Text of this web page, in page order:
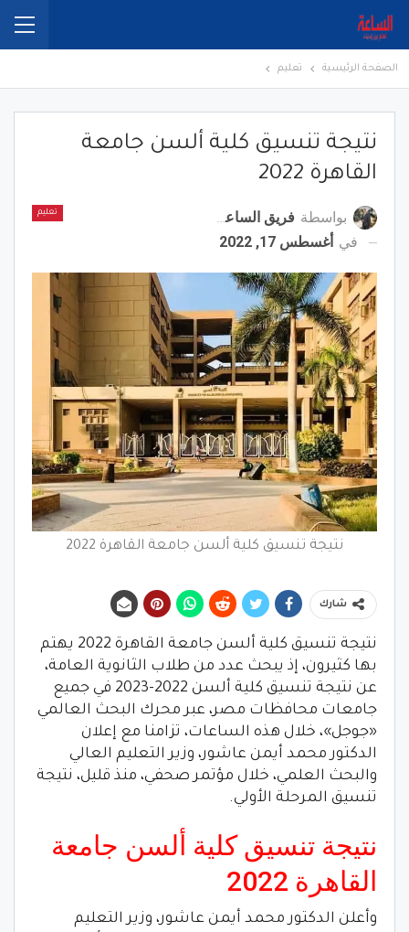
الصفحة الرئيسية تعليم
نتيجة تنسيق كلية ألسن جامعة
القاهرة 2022
تعليم بواسطة فريق الساعة برس
في أغسطس 17, 2022
نتيجة تنسيق كلية ألسن جامعة القاهرة 2022
شارك
نتيجة تنسيق كلية ألسن جامعة القاهرة 2022 يهتم
بها كثيرون، إذ يبحث عدد من طلاب الثانوية العامة،
عن نتيجة تنسيق كلية ألسن 2022-2023 في جميع
جامعات محافظات مصر، عبر محرك البحث العالمي
«جوجل»، خلال هذه الساعات، تزامنا مع إعلان
الدكتور محمد أيمن عاشور، وزير التعليم العالي
والبحث العلمي، خلال مؤتمر صحفي، منذ قليل، نتيجة
تنسيق المرحلة الأولي.
نتيجة تنسيق كلية ألسن جامعة
القاهرة 2022
وأعلن الدكتور محمد أيمن عاشور، وزير التعليم